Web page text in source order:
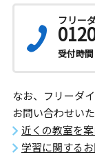
フリー
受付時間
なお、フリーダ
お問い合わせいた
近くの教室を
学習に関する